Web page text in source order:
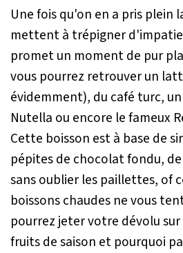
Une fois qu'on en a pris plein
mettent à trépigner
promet un moment de pur
vous pourrez retrouver un
évidemment), du café turc,
Nutella ou encore le fameux
Cette boisson est à base de
pépites de chocolat fondu,
sans oublier les paillettes, of
boissons chaudes ne vous
pourrez jeter votre dévolu
fruits de saison et pourquoi